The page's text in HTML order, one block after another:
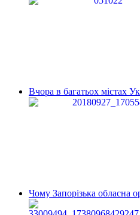
Вчора в багатьох містах
Чому Запорізька обласна